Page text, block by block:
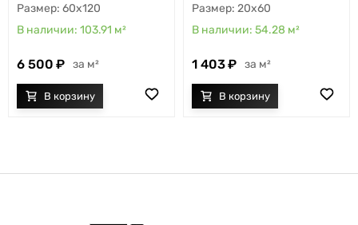
60x120
103.91 м²
6 500 м²
20x60
54.28 м²
1 403 м²